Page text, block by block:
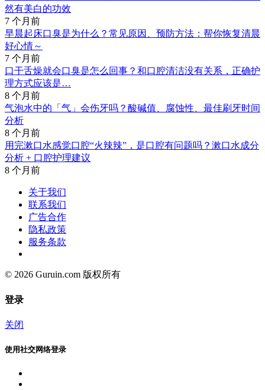
然有美白的功效
7 个月前
早晨起床口臭是为什么？常见原因、预防方法：帮你恢复清晨
好心情～
7 个月前
口干舌燥就会口臭是怎么回事？和口腔清洁没有关系，正确护
理方式应该是…
8 个月前
气泡水中的「气」会伤牙吗？酸碱值、腐蚀性、最佳刷牙时间
分析
8 个月前
用完漱口水感觉口腔“火辣辣”，是口腔有问题吗？漱口水成分
分析 + 口腔护理建议
8 个月前
关于我们
联系我们
广告合作
隐私政策
服务条款
© 2026 Guruin.com 版权所有
登录
关闭
使用社交网络登录